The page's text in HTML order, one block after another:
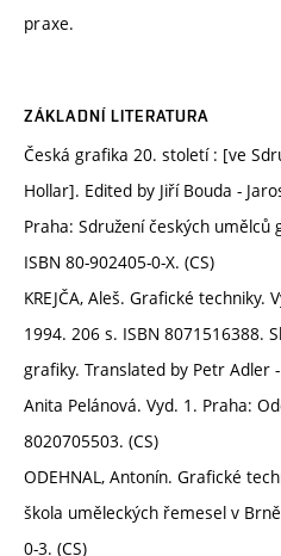
praxe.
ZÁKLADNÍ LITERATURA
Česká grafika 20. století : [ve
Hollar]. Edited by Jiří Bouda -
Praha: Sdružení českých
ISBN 80-902405-0-X. (CS)
KREJČA, Aleš. Grafické techniky.
1994. 206 s. ISBN 8071516388.
grafiky. Translated by Petr Adler
Anita Pelánová. Vyd. 1. Praha:
8020705503. (CS)
ODEHNAL, Antonín. Grafické
škola uměleckých řemesel v
0-3. (CS)